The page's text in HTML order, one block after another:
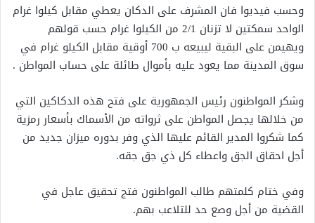
وحسب فيديوا فان المشرف على الدكان يعطي مقابل كيلوا غرام
الواحد سمكتين لا تزنان 2/1 من الكيلوا غرام حسب قولهم
ويهيمن على البقية ليبيعه ب 700 أوقية مقابل الكيلو غرام في
سوق المدينة مما يعود عليه بأموال طائلة على حساب المواطن .
وشكر المواطنون رئيس الجمهورية على فتح هذه الدكاكين التي
من خلالها يجصل المواطن على ثرواته من الأسماك بأسعار رمزية
كما شكروا المدير القائم عليها الذي وفر بدوره ميزان جديد من
أجل احقاق الجق واعطاء كل ذي جق جقه.
وفي ختام كلمتهم طالب المواطنون فتج تحقيق عاجل في
القضية من أجل وصع حد للتلاعب بهم.